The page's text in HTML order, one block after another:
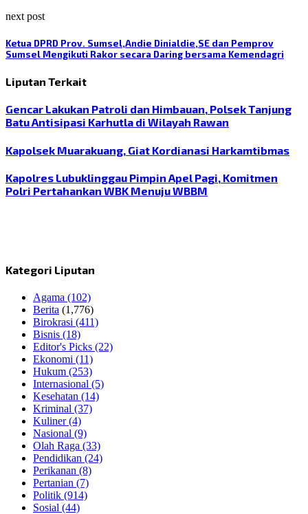
next post
Ketua DPRD Prov. Sumsel,Andie Dinialdie,SE dan Pemprov
Sumsel Mengikuti Rakor secara Daring bersama Kemendagri
Liputan Terkait
Gencar Lakukan Patroli dan Himbauan, Polsek Tanjung
Batu Antisipasi Karhutla di Wilayah Rawan
Kapolsek Muarakuang, Giat Kordianasi Harkamtibmas
Kapolres Lubuklinggau Pimpin Apel Pagi, Komitmen
Polri Pertahankan WBK Menuju WBBM
Kategori Liputan
Agama (102)
Berita (1,776)
Birokrasi (411)
Bisnis (18)
Editor's Picks (22)
Ekonomi (11)
Hukum (253)
Internasional (5)
Kesehatan (14)
Kriminal (37)
Kuliner(4)
Nasional (9)
Olah Raga (33)
Pendidikan (24)
Perikanan (8)
Pertanian (7)
Politik (914)
Sosial (44)